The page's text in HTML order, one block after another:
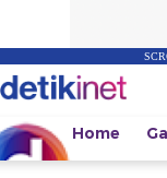
Home